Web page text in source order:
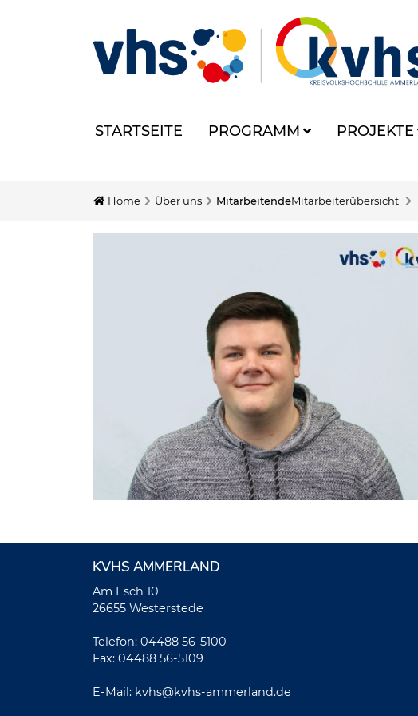
STARTSEITE PROGRAMM PROJEKTE
Home Über uns MitarbeitendeMitarbeiterübersicht
KVHS AMMERLAND
Am Esch 10
26655 Westerstede
Telefon: 04488 56-5100
Fax: 04488 56-5109
E-Mail: kvhs@kvhs-ammerland.de